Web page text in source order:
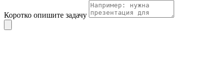
Коротко опишите задачу